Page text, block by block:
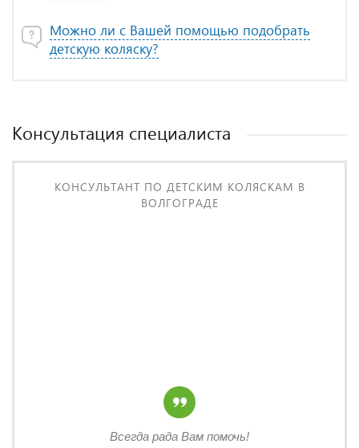
Можно ли с Вашей помощью подобрать
детскую коляску?
Консультация специалиста
КОНСУЛЬТАНТ ПО ДЕТСКИМ КОЛЯСКАМ В
ВОЛГОГРАДЕ
Всегда рада Вам помочь!